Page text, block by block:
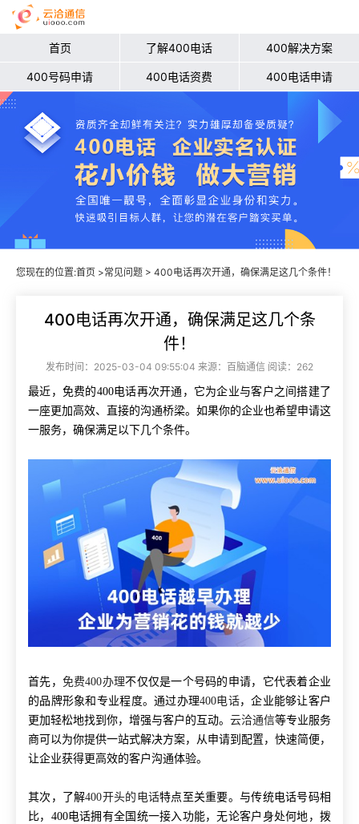
首页 了解400电话 400解决方案
400号码申请 400电话资费 400电话申请
您现在的位置:首页 >常见问题 > 400电话再次开通，确保满足这几个条件！
400电话再次开通，确保满足这几个条
件！
发布时间：2025-03-04 09:55:04 来源：百脑通信 阅读：262
最近，免费的400电话再次开通，它为企业与客户之间搭建了
一座更加高效、直接的沟通桥梁。如果你的企业也希望申请这
一服务，确保满足以下几个条件。
首先， 免费400办理不仅仅是一个号码的申请，它代表着企业
的品牌形象和专业程度。通过办理400电话，企业能够让客户
更加轻松地找到你，增强与客户的互动。 云洽通信等专业服务
商可以为你提供一站式解决方案，从申请到配置，快速简便，
让企业获得更高效的客户沟通体验。
其次，了解400开头的电话特点至关重要。与传统电话号码相
比，400电话拥有全国统一接入功能，无论客户身处何地，拨